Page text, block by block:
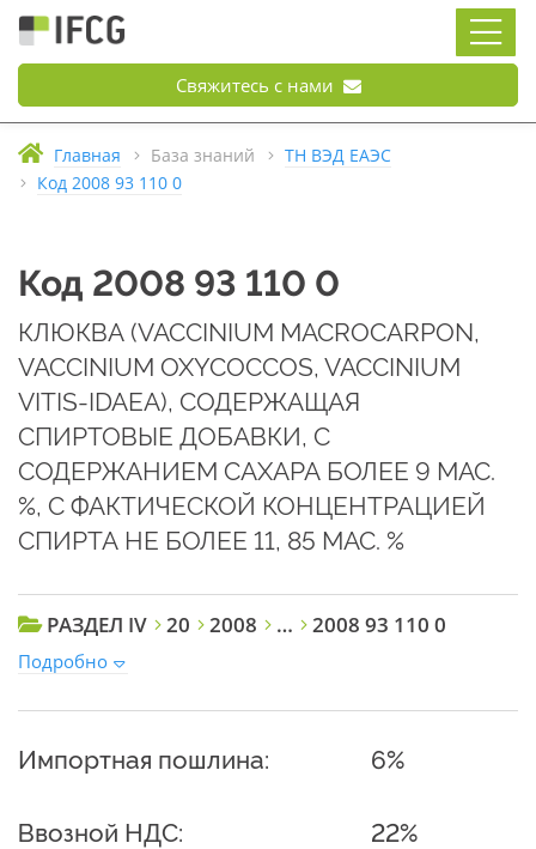
Свяжитесь с нами
Главная База знаний
ТН ВЭД ЕАЭС
Код 2008 93 110 0
Код 2008 93 110 0
КЛЮКВА (VACCINIUM MACROCARPON,
VACCINIUM OXYCOCCOS, VACCINIUM
VITIS-IDAEA), СОДЕРЖАЩАЯ
СПИРТОВЫЕ ДОБАВКИ, С
СОДЕРЖАНИЕМ САХАРА БОЛЕЕ 9 МАС.
%, С ФАКТИЧЕСКОЙ КОНЦЕНТРАЦИЕЙ
СПИРТА НЕ БОЛЕЕ 11, 85 МАС. %
РАЗДЕЛ IV 20 2008 … 2008 93 110 0
Подробно
Импортная пошлина: 6%
Ввозной НДС: 22%